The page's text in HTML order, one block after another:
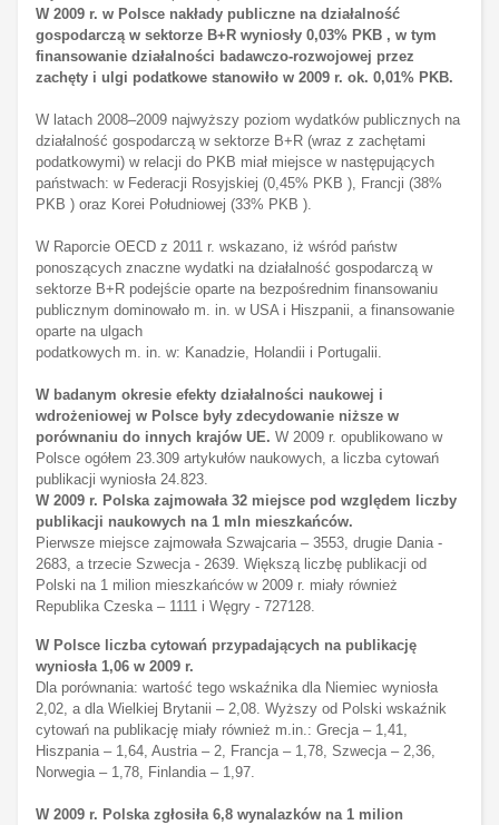
W 2009 r. w Polsce nakłady publiczne na działalność
gospodarczą w sektorze B+R wyniosły 0,03% PKB , w tym
finansowanie działalności badawczo-rozwojowej przez
zachęty i ulgi podatkowe stanowiło w 2009 r. ok. 0,01% PKB.
W latach 2008–2009 najwyższy poziom wydatków publicznych na
działalność gospodarczą w sektorze B+R (wraz z zachętami
podatkowymi) w relacji do PKB miał miejsce w następujących
państwach: w Federacji Rosyjskiej (0,45% PKB ), Francji (38%
PKB ) oraz Korei Południowej (33% PKB ).
W Raporcie OECD z 2011 r. wskazano, iż wśród państw
ponoszących znaczne wydatki na działalność gospodarczą w
sektorze B+R podejście oparte na bezpośrednim finansowaniu
publicznym dominowało m. in. w USA i Hiszpanii, a finansowanie
oparte na ulgach
podatkowych m. in. w: Kanadzie, Holandii i Portugalii.
W badanym okresie efekty działalności naukowej i
wdrożeniowej w Polsce były zdecydowanie niższe w
porównaniu do innych krajów UE. W 2009 r. opublikowano w
Polsce ogółem 23.309 artykułów naukowych, a liczba cytowań
publikacji wyniosła 24.823.
W 2009 r. Polska zajmowała 32 miejsce pod względem liczby
publikacji naukowych na 1 mln mieszkańców.
Pierwsze miejsce zajmowała Szwajcaria – 3553, drugie Dania -
2683, a trzecie Szwecja - 2639. Większą liczbę publikacji od
Polski na 1 milion mieszkańców w 2009 r. miały również
Republika Czeska – 1111 i Węgry - 727128.
W Polsce liczba cytowań przypadających na publikację
wyniosła 1,06 w 2009 r.
Dla porównania: wartość tego wskaźnika dla Niemiec wyniosła
2,02, a dla Wielkiej Brytanii – 2,08. Wyższy od Polski wskaźnik
cytowań na publikację miały również m.in.: Grecja – 1,41,
Hiszpania – 1,64, Austria – 2, Francja – 1,78, Szwecja – 2,36,
Norwegia – 1,78, Finlandia – 1,97.
W 2009 r. Polska zgłosiła 6,8 wynalazków na 1 milion